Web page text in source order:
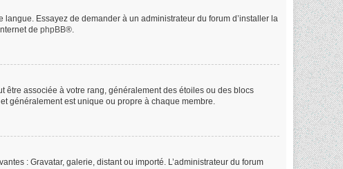
Essayez de demander à un administrateur du forum d’installer la
de phpBB®.
être associée à votre rang, généralement des étoiles ou des blocs
généralement est unique ou propre à chaque membre.
: Gravatar, galerie, distant ou importé. L’administrateur du forum